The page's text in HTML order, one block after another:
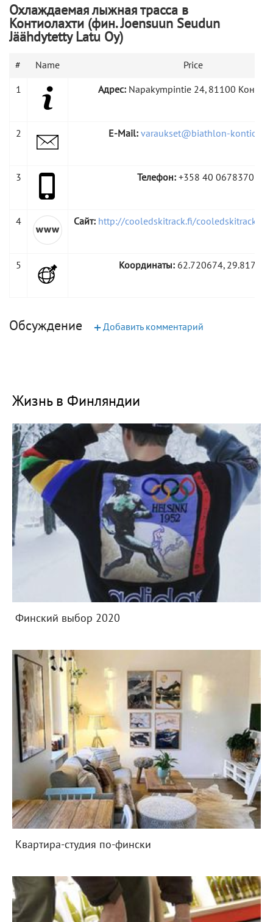
Охлаждаемая лыжная трасса в
Контиолахти (фин. Joensuun Seudun
Jäähdytetty Latu Oy)
# Name Price
1 Адрес: Napakympintie 24, 81100
2 E-Mail: varaukset@biathlon-
3 Телефон: +358 40 0678370
4 Сайт: http://cooledskitrack.fi/cooledskitrack/
5 Координаты: 62.720674, 29.817359
Обсуждение +Добавить комментарий
Жизнь в Финляндии
Финский выбор 2020
Квартира-студия по-фински